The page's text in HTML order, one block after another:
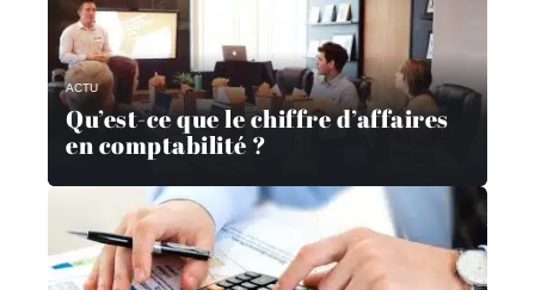
ACTU
Qu’est-ce que le chiffre d’affaires
en comptabilité ?